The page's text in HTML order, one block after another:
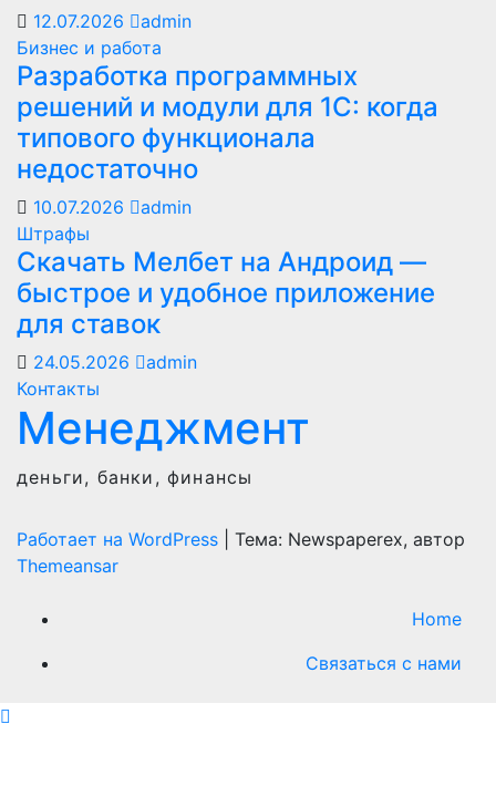
12.07.2026
admin
Бизнес и работа
Разработка программных
решений и модули для 1С: когда
типового функционала
недостаточно
10.07.2026
admin
Штрафы
Скачать Мелбет на Андроид —
быстрое и удобное приложение
для ставок
24.05.2026
admin
Контакты
Менеджмент
деньги, банки, финансы
Работает на WordPress
Тема: Newspaperex, автор
Themeansar
Home
Связаться с нами